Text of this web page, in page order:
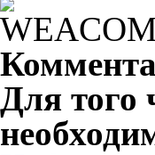
Для того